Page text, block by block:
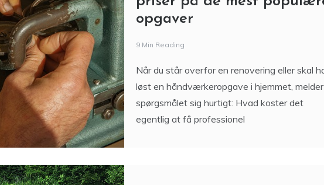
opgaver
løst en håndværkeropgave i hjemmet, melder
spørgsmålet sig hurtigt: Hvad koster det
egentlig at få professionel